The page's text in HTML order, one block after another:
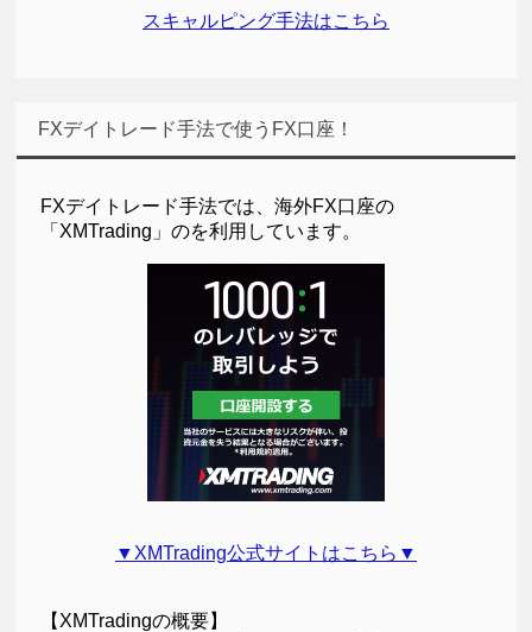
スキャルピング手法はこちら
FXデイトレード手法で使うFX口座！
FXデイトレード手法では、海外FX口座の
「XMTrading」のを利用しています。
▼XMTrading公式サイトはこちら▼
【XMTradingの概要】